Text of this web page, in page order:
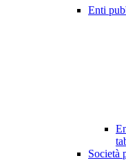
Enti
Società